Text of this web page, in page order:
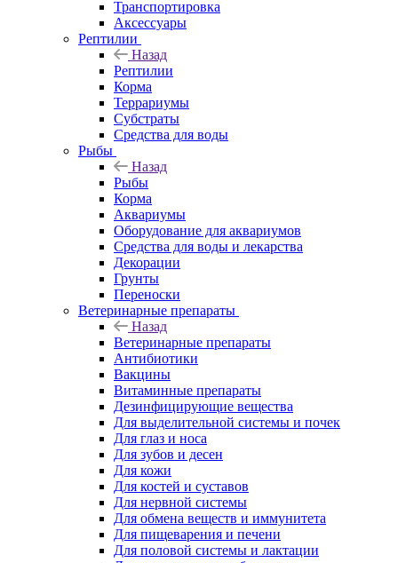
Транспортировка
Аксессуары
Рептилии
Назад
Рептилии
Корма
Террариумы
Субстраты
Средства для воды
Рыбы
Назад
Рыбы
Корма
Аквариумы
Оборудование для аквариумов
Средства для воды и лекарства
Декорации
Грунты
Переноски
Ветеринарные препараты
Назад
Ветеринарные препараты
Антибиотики
Вакцины
Витаминные препараты
Дезинфицирующие вещества
Для выделительной системы и почек
Для глаз и носа
Для зубов и десен
Для кожи
Для костей и суставов
Для нервной системы
Для обмена веществ и иммунитета
Для пищеварения и печени
Для половой системы и лактации